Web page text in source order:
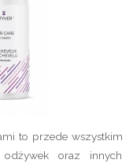
to przede wszystkim
odżywek oraz innych